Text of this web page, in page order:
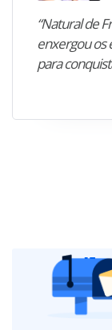
“Natural de
enxergou os
para